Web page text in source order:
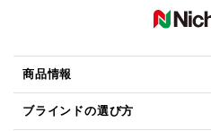
商品情報
ブラインドの選び方